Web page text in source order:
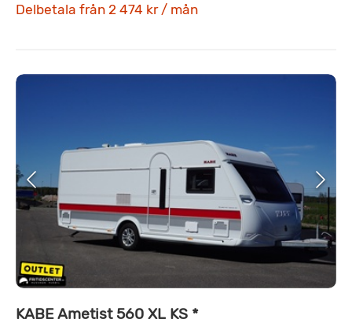
Delbetala från 2 474 kr / mån
KABE Ametist 560 XL KS *